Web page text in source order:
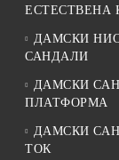
ЕСТЕСТВЕНА
ДАМСКИ
САНДАЛИ
ДАМСКИ
ПЛАТФОРМА
ДАМСКИ
ТОК